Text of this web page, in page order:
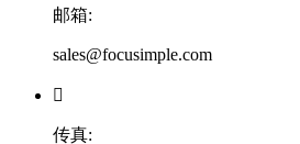
邮箱:
sales@focusimple.com

传真: